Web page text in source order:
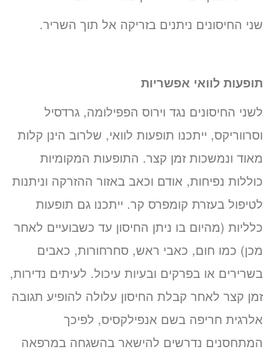
שני החיסונים ניתנים בזריקה אל תוך השריר.
תופעות לוואי אפשריות
לשני החיסונים נגד וירוס הפפילומה, גרדסיל
וסרווריקס, ייתכנו תופעות לוואי, שלרוב הינן קלות
מאוד ונמשכות זמן קצר. התופעות המקומיות
כוללות נפיחות, אודם וכאב באזור ההזרקה וניתנות
לטיפול בעזרת קומפרס קר. ייתכנו גם תופעות
כלליות (מהיום בו ניתן החיסון עד כשבועיים לאחר
מכן) כמו חום, כאבי ראש, סחרחורות, כאבים
בשרירים או בפרקים ובעיות עיכול. לעיתים נדירות,
זמן קצר לאחר קבלת החיסון עלולה להופיע תגובה
אלרגית חריפה בשם אנפילקסיס, לפיכך
המתחסנים נדרשים להישאר בהשגחה במרפאה